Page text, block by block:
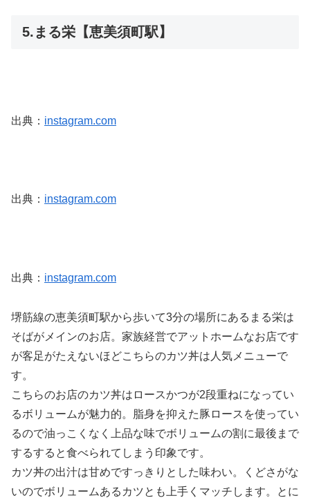
5.まる栄【恵美須町駅】
出典： instagram.com
出典： instagram.com
出典： instagram.com
堺筋線の恵美須町駅から歩いて3分の場所にあるまる栄は
そばがメインのお店。家族経営でアットホームなお店です
が客足がたえないほどこちらのカツ丼は人気メニューで
す。
こちらのお店のカツ丼はロースかつが2段重ねになってい
るボリュームが魅力的。脂身を抑えた豚ロースを使ってい
るので油っこくなく上品な味でボリュームの割に最後まで
するすると食べられてしまう印象です。
カツ丼の出汁は甘めですっきりとした味わい。くどさがな
いのでボリュームあるカツとも上手くマッチします。とに